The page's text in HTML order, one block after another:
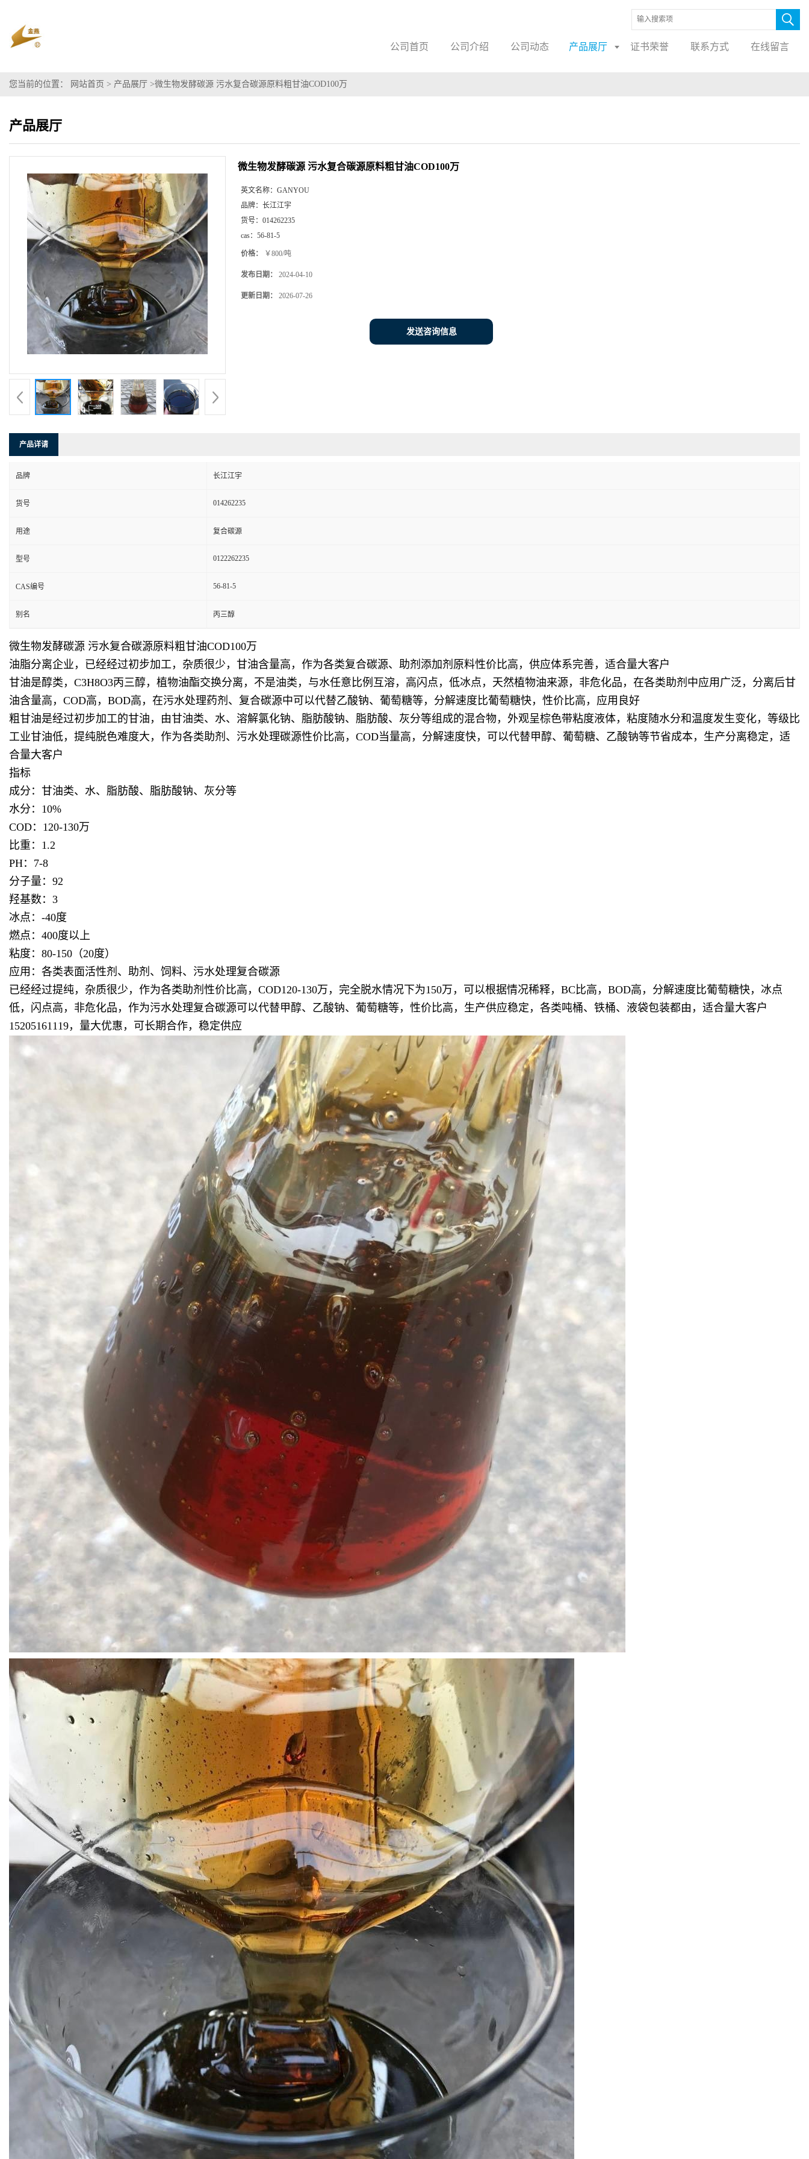
公司首页 公司介绍 公司动态 产品展厅 证书荣誉 联系方式 在线留言
您当前的位置： 网站首页 > 产品展厅 >微生物发酵碳源 污水复合碳源原料粗甘油COD100万
产品展厅
微生物发酵碳源 污水复合碳源原料粗甘油COD100万
英文名称： GANYOU
品牌： 长江江宇
货号： 014262235
cas： 56-81-5
价格： ￥800/吨
发布日期： 2024-04-10
更新日期： 2026-07-26
发送咨询信息
产品详请
品牌 长江江宇
货号 014262235
用途 复合碳源
型号 0122262235
CAS编号 56-81-5
别名 丙三醇
微生物发酵碳源 污水复合碳源原料粗甘油COD100万
油脂分离企业，已经经过初步加工，杂质很少，甘油含量高，作为各类复合碳源、助剂添加剂原料性价比高，供应体系完善，适合量大客户
甘油是醇类，C3H8O3丙三醇，植物油酯交换分离，不是油类，与水任意比例互溶，高闪点，低冰点，天然植物油来源，非危化品，在各类助剂中应用广泛，分离后甘
油含量高，COD高，BOD高，在污水处理药剂、复合碳源中可以代替乙酸钠、葡萄糖等，分解速度比葡萄糖快，性价比高，应用良好
粗甘油是经过初步加工的甘油，由甘油类、水、溶解氯化钠、脂肪酸钠、脂肪酸、灰分等组成的混合物，外观呈棕色带粘度液体，粘度随水分和温度发生变化，等级比
工业甘油低，提纯脱色难度大，作为各类助剂、污水处理碳源性价比高，COD当量高，分解速度快，可以代替甲醇、葡萄糖、乙酸钠等节省成本，生产分离稳定，适
合量大客户
指标
成分：甘油类、水、脂肪酸、脂肪酸钠、灰分等
水分：10%
COD：120-130万
比重：1.2
PH：7-8
分子量：92
羟基数：3
冰点：-40度
燃点：400度以上
粘度：80-150（20度）
应用：各类表面活性剂、助剂、饲料、污水处理复合碳源
已经经过提纯，杂质很少，作为各类助剂性价比高，COD120-130万，完全脱水情况下为150万，可以根据情况稀释，BC比高，BOD高，分解速度比葡萄糖快，冰点
低，闪点高，非危化品，作为污水处理复合碳源可以代替甲醇、乙酸钠、葡萄糖等，性价比高，生产供应稳定，各类吨桶、铁桶、液袋包装都由，适合量大客户
15205161119，量大优惠，可长期合作，稳定供应